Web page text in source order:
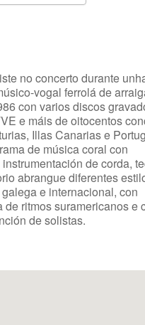
no concerto durante
vogal ferrolá de
con varios discos
e máis de oitocentos
Illas Canarias e
de música coral con
de corda,
abrangue diferentes
e internacional, con
de ritmos suramericanos e
de solistas.